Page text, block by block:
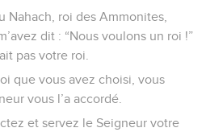
Nahach, roi des Ammonites,
dit : “Nous voulons un roi !”
pas votre roi.
que vous avez choisi, vous
vous l’a accordé.
et servez le Seigneur votre